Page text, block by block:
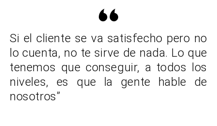
Si el cliente se va satisfecho pero no
lo cuenta, no te sirve de nada. Lo que
tenemos que conseguir, a todos los
niveles, es que la gente hable de
nosotros”